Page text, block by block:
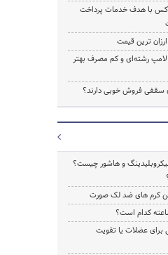
با هدف خدمات پرداخت
ترین قیمت
رشته‌ای و کم مصرف بهتر
سقفی فروش خوبی دارند؟
و هاشور چیست؟
عضلات یا تقویت